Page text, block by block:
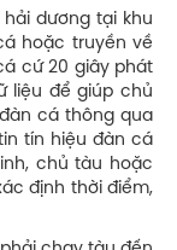
dương tại khu
hoặc truyền về
cứ 20 giây phát
liệu để giúp chủ
cá thông qua
tín hiệu đàn cá
chủ tàu hoặc
định thời điểm,